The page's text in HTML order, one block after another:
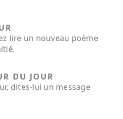
lire un nouveau poème
DU JOUR
dites-lui un message